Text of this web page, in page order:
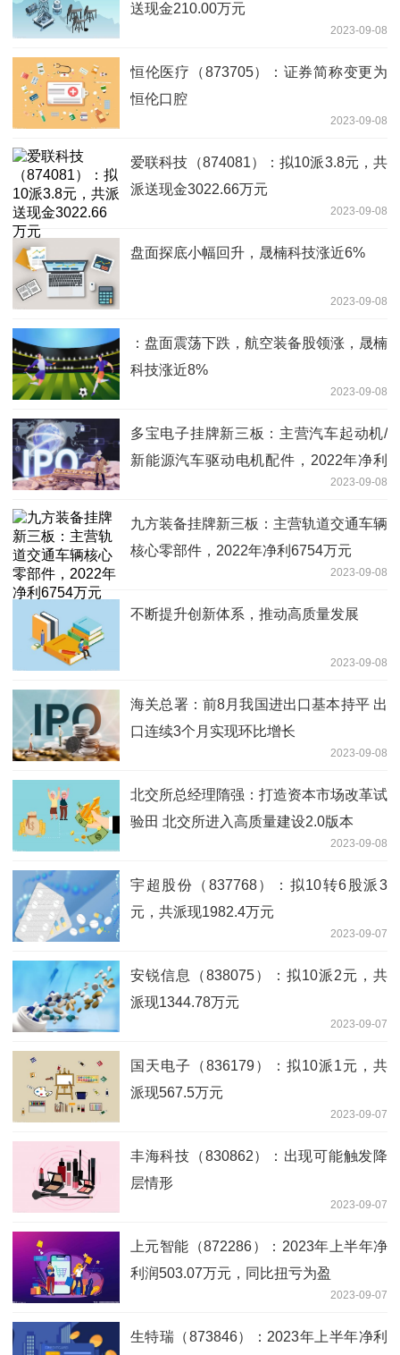
送现金210.00万元
2023-09-08
恒伦医疗（873705）：证券简称变更为
恒伦口腔
2023-09-08
爱联科技（874081）：拟10派3.8元，共
派送现金3022.66万元
2023-09-08
盘面探底小幅回升，晟楠科技涨近6%
2023-09-08
：盘面震荡下跌，航空装备股领涨，晟楠
科技涨近8%
2023-09-08
多宝电子挂牌新三板：主营汽车起动机/
新能源汽车驱动电机配件，2022年净利
2023-09-08
九方装备挂牌新三板：主营轨道交通车辆
核心零部件，2022年净利6754万元
2023-09-08
不断提升创新体系，推动高质量发展
2023-09-08
海关总署：前8月我国进出口基本持平 出
口连续3个月实现环比增长
2023-09-08
北交所总经理隋强：打造资本市场改革试
验田 北交所进入高质量建设2.0版本
2023-09-08
宇超股份（837768）：拟10转6股派3
元，共派现1982.4万元
2023-09-07
安锐信息（838075）：拟10派2元，共
派现1344.78万元
2023-09-07
国天电子（836179）：拟10派1元，共
派现567.5万元
2023-09-07
丰海科技（830862）：出现可能触发降
层情形
2023-09-07
上元智能（872286）：2023年上半年净
利润503.07万元，同比扭亏为盈
2023-09-07
生特瑞（873846）：2023年上半年净利